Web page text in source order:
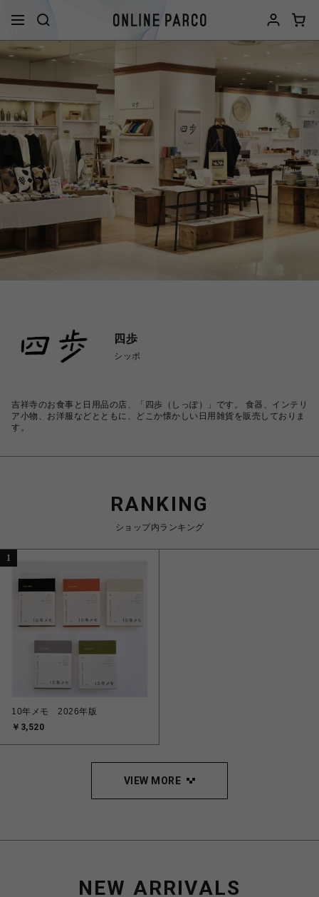
四歩
シッポ
吉祥寺のお食事と日用品の店、「四歩（しっぽ）」です。 食器、インテリ
ア小物、お洋服などとともに、どこか懐かしい日用雑貨を販売しておりま
す。
RANKING
ショップ内ランキング
1
10年メモ 2026年版
￥3,520
VIEW MORE
NEW ARRIVALS